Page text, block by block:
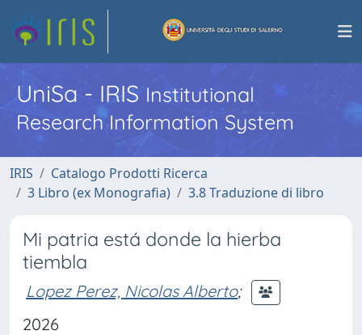
UniSa - IRISInstitutional
Research Information System
IRIS
Catalogo Prodotti Ricerca
3 Libro (ex Monografia)
3.8 Traduzione di libro
Mi patria está donde la hierba
tiembla
Lopez Perez, Nicolas Alberto;
2026